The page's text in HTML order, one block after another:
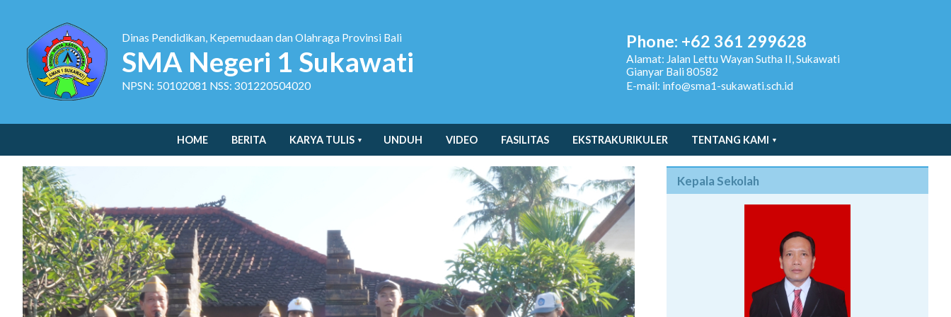
Dinas Pendidikan, Kepemudaan dan Olahraga Provinsi Bali
SMA Negeri 1 Sukawati
NPSN: 50102081 NSS: 301220504020
Phone: +62 361 299628
Alamat: Jalan Lettu Wayan Sutha II, Sukawati
Gianyar Bali 80582
E-mail: info@sma1-sukawati.sch.id
HOME BERITA KARYA TULIS UNDUH VIDEO FASILITAS EKSTRAKURIKULER TENTANG KAMI
Kepala Sekolah